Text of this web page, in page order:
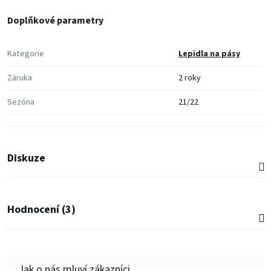
Doplňkové parametry
Kategorie
Lepidla na pásy
Záruka
2 roky
Sezóna
21/22
Diskuze
Hodnocení (3)